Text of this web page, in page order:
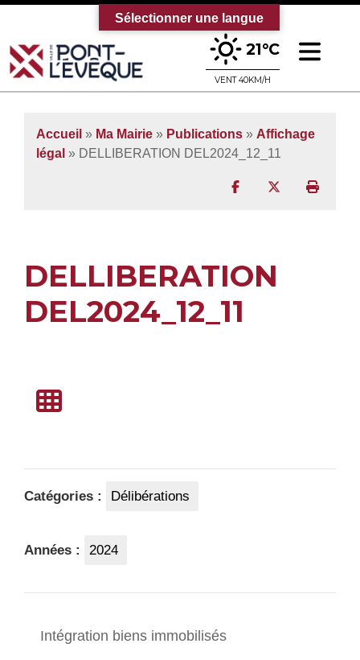
Bienvenue sur le site officiel de la
21°C
VENT 40KM/H
Accueil » Ma Mairie » Publications » Affichage
légal » DELLIBERATION DEL2024_12_11
Partager surPartager sur
DELLIBERATION
DEL2024_12_11
Catégories : Délibérations
Années : 2024
Intégration biens immobilisés
Sélectionner une langue